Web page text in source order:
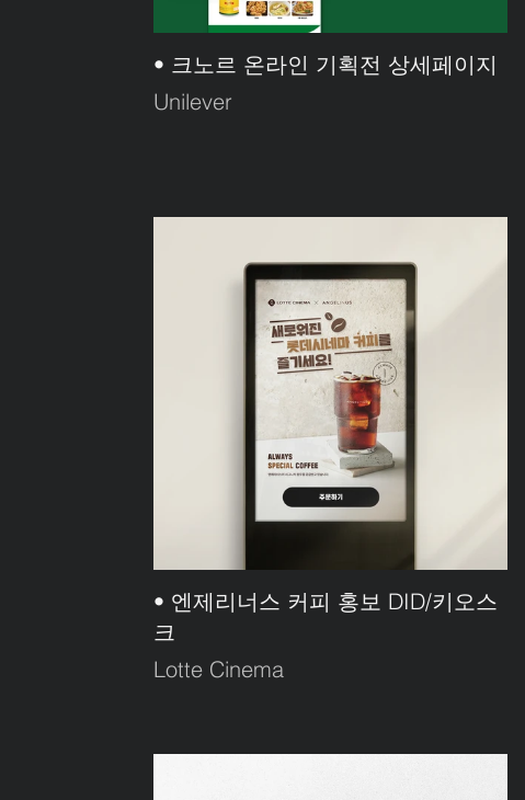
• 크노르 온라인 기획전 상세페이지
Unilever
• 엔제리너스 커피 홍보 DID/키오스
크
Lotte Cinema